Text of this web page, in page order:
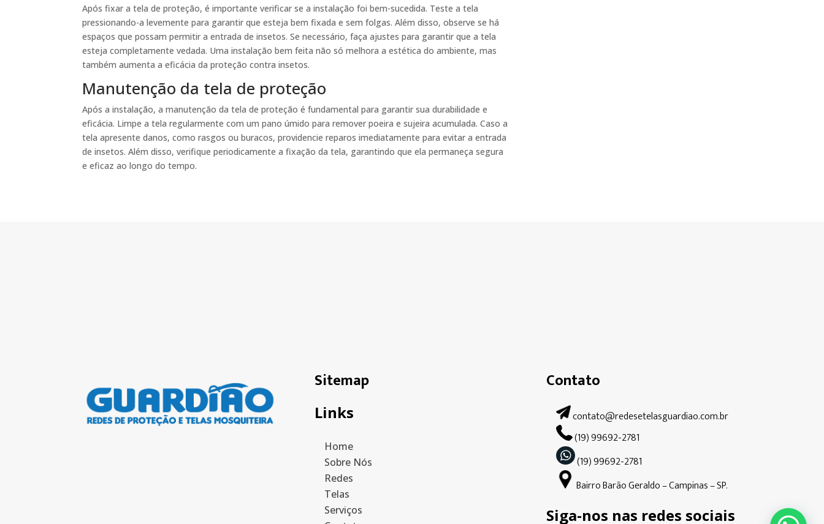
Após fixar a tela de proteção, é importante verificar se a instalação foi bem-sucedida. Teste a tela
pressionando-a levemente para garantir que esteja bem fixada e sem folgas. Além disso, observe se há
espaços que possam permitir a entrada de insetos. Se necessário, faça ajustes para garantir que a tela
esteja completamente vedada. Uma instalação bem feita não só melhora a estética do ambiente, mas
também aumenta a eficácia da proteção contra insetos.
Manutenção da tela de proteção
Após a instalação, a manutenção da tela de proteção é fundamental para garantir sua durabilidade e
eficácia. Limpe a tela regularmente com um pano úmido para remover poeira e sujeira acumulada. Caso a
tela apresente danos, como rasgos ou buracos, providencie reparos imediatamente para evitar a entrada
de insetos. Além disso, verifique periodicamente a fixação da tela, garantindo que ela permaneça segura
e eficaz ao longo do tempo.
Sitemap
Links
Home
Sobre Nós
Redes
Telas
Serviços
Contato
contato@redesetelasguardiao.com.br
(19) 99692-2781
(19) 99692-2781
Bairro Barão Geraldo – Campinas – SP.
Siga-nos nas redes sociais